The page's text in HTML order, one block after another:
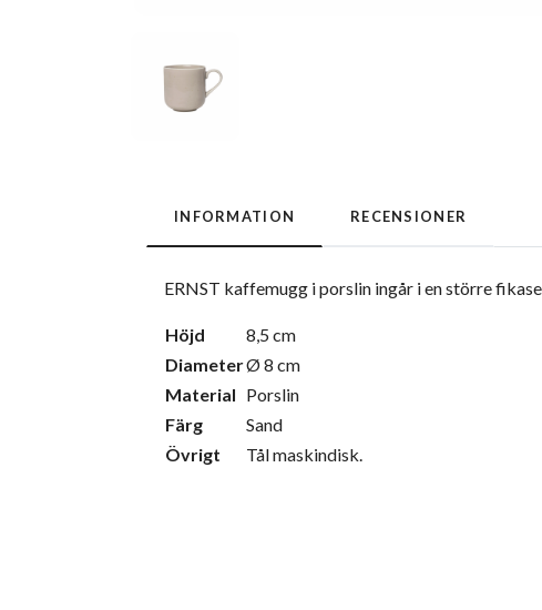
INFORMATION RECENSIONER
ERNST kaffemugg i porslin ingår i en större
Höjd
8,5 cm
DiameterØ 8 cm
Material Porslin
Färg
Sand
Övrigt
Tål maskindisk.